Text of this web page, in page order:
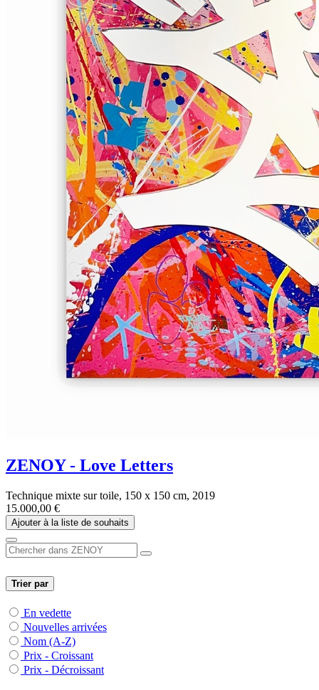
ZENOY - Love Letters
Technique mixte sur toile, 150 x 150 cm, 2019
15.000,00 €
Ajouter à la liste de souhaits
Trier par
En vedette
Nouvelles arrivées
Nom (A-Z)
Prix - Croissant
Prix - Décroissant